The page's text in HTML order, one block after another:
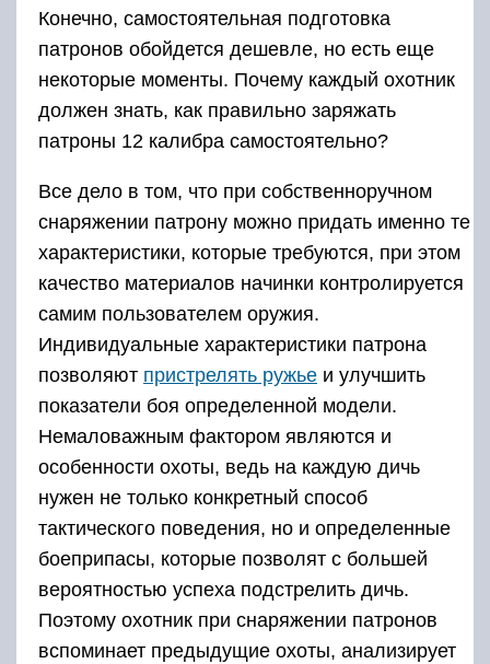
Конечно, самостоятельная подготовка
патронов обойдется дешевле, но есть еще
некоторые моменты. Почему каждый охотник
должен знать, как правильно заряжать
патроны 12 калибра самостоятельно?
Все дело в том, что при собственноручном
снаряжении патрону можно придать именно те
характеристики, которые требуются, при этом
качество материалов начинки контролируется
самим пользователем оружия.
Индивидуальные характеристики патрона
позволяют пристрелять ружье и улучшить
показатели боя определенной модели.
Немаловажным фактором являются и
особенности охоты, ведь на каждую дичь
нужен не только конкретный способ
тактического поведения, но и определенные
боеприпасы, которые позволят с большей
вероятностью успеха подстрелить дичь.
Поэтому охотник при снаряжении патронов
вспоминает предыдущие охоты, анализирует